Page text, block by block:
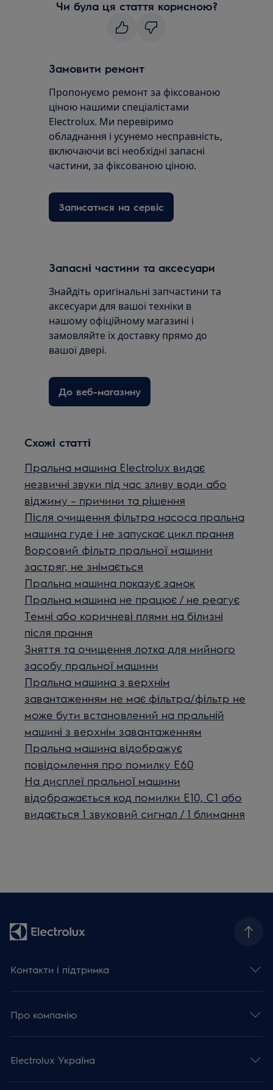
Чи була ця стаття корисною?
Замовити ремонт
Пропонуємо ремонт за фіксованою
ціною нашими спеціалістами
Electrolux. Ми перевіримо
обладнання і усунемо несправність,
включаючи всі необхідні запасні
частини, за фіксованою ціною.
Записатися на сервіс
Запасні частини та аксесуари
Знайдіть оригінальні запчастини та
аксесуари для вашої техніки в
нашому офіційному магазині і
замовляйте їх доставку прямо до
вашої двері.
До веб-магазину
Схожі статті
Пральна машина Electrolux видає
незвичні звуки під час зливу води або
віджиму – причини та рішення
Після очищення фільтра насоса пральна
машина гуде і не запускає цикл прання
Ворсовий фільтр пральної машини
застряг, не знімається
Пральна машина показує замок
Пральна машина не працює / не реагує
Темні або коричневі плями на білизні
після прання
Зняття та очищення лотка для мийного
засобу пральної машини
Пральна машина з верхнім
завантаженням не має фільтра/фільтр не
може бути встановлений на пральній
машині з верхнім завантаженням
Пральна машина відображує
повідомлення про помилку E60
На дисплеї пральної машини
відображається код помилки E10, C1 або
видається 1 звуковий сигнал / 1 блимання
Контакти і підтримка
Про компанію
Electrolux Україна